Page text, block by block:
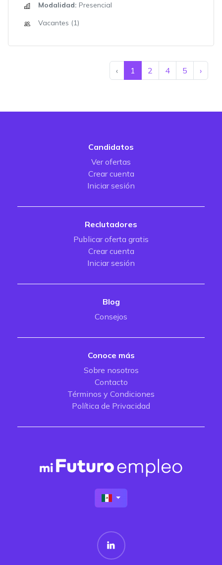
Modalidad: Presencial
Vacantes (1)
‹ 1 2 4 5 ›
Candidatos
Ver ofertas
Crear cuenta
Iniciar sesión
Reclutadores
Publicar oferta gratis
Crear cuenta
Iniciar sesión
Blog
Consejos
Conoce más
Sobre nosotros
Contacto
Términos y Condiciones
Política de Privacidad